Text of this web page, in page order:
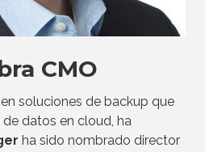
CMO
en soluciones de backup que
datos en cloud, ha
ha sido nombrado director